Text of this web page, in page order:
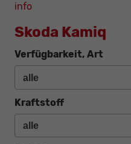
info
Skoda Kamiq
Verfügbarkeit, Art
Kraftstoff